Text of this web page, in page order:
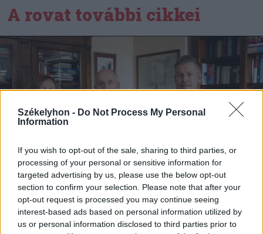
Székelyhon - Do Not Process My Personal
Information
If you wish to opt-out of the sale, sharing to third parties, or
processing of your personal or sensitive information for
targeted advertising by us, please use the below opt-out
section to confirm your selection. Please note that after your
opt-out request is processed you may continue seeing
interest-based ads based on personal information utilized by
us or personal information disclosed to third parties prior to
A rovat további cikkei
2026. augusztus 08., szombat